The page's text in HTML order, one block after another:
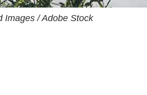
Images / Adobe Stock